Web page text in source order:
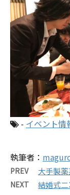
- イベント情
執筆者：
PREV 大手製
NEXT 結婚式